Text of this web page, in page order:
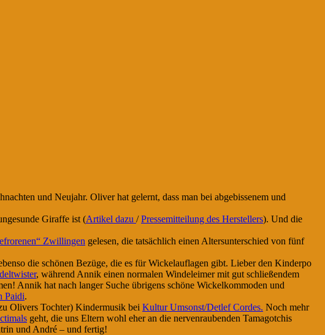
und Neujahr. Oliver hat gelernt, dass man bei abgebissenem und
Giraffe ist (Artikel dazu /Pressemitteilung des Herstellers). Und die
Zwillingen gelesen, die tatsächlich einen Altersunterschied von fünf
die schönen Bezüge, die es für Wickelauflagen gibt. Lieber den Kinderpo
, während Annik einen normalen Windeleimer mit gut schließendem
Annik hat nach langer Suche übrigens schöne Wickelkommoden und
Paidi.
Olivers Tochter) Kindermusik bei Kultur Umsonst/Detlef Cordes. Noch mehr
geht, die uns Eltern wohl eher an die nervenraubenden Tamagotchis
und André – und fertig!